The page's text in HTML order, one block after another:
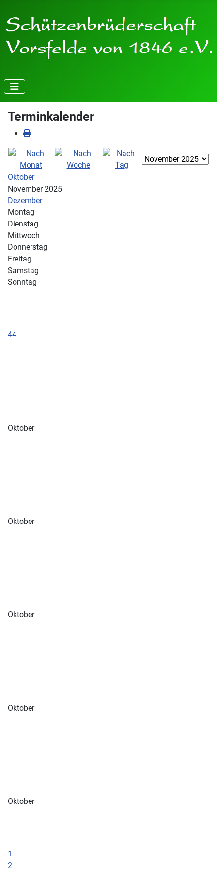
Terminkalender
Oktober
November 2025
Dezember
Montag
Dienstag
Mittwoch
Donnerstag
Freitag
Samstag
Sonntag
44
Oktober
Oktober
Oktober
Oktober
Oktober
1
2